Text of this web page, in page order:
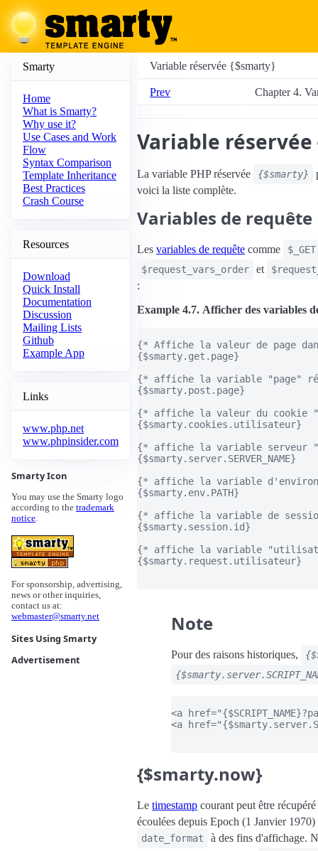
Smarty
Home
What is Smarty?
Why use it?
Use Cases and Work
Flow
Syntax Comparison
Template Inheritance
Best Practices
Crash Course
Resources
Download
Quick Install
Documentation
Discussion
Mailing Lists
Github
Example App
Links
www.php.net
www.phpinsider.com
Smarty Icon
You may use the Smarty logo
according to the trademark
notice.
For sponsorship, advertising,
news or other inquiries,
contact us at:
webmaster@smarty.net
Sites Using Smarty
Advertisement
Variable réservée {$smarty}
Prev Chapter 4.
Variable
La variable PHP réservée {$smarty}
voici la liste complète.
Variables de requête
Les variables de requête comme
$_GET
$request_vars_order
et
:
Example 4.7. Afficher des variables
{* Affiche la valeur de page
{$smarty.get.page}
{* affiche la variable "page"
{$smarty.post.page}
{* affiche la valeur du cookie
{$smarty.cookies.utilisateur}
{* affiche la variable serveur
{$smarty.server.SERVER_NAME}
{* affiche la variable
{$smarty.env.PATH}
{* affiche la variable de
{$smarty.session.id}
{* affiche la variable
{$smarty.request.utilisateur}
Note
Pour des raisons historiques,
<a
<a
{$smarty.now}
Le timestamp courant peut être
écoulées depuis Epoch (1 Janvier
date_format
à des fins d'affichage.